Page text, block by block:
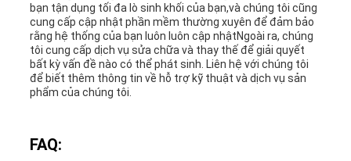
bạn tận dụng tối đa lò sinh khối của bạn,và chúng tôi cũng
cung cấp cập nhật phần mềm thường xuyên để đảm bảo
rằng hệ thống của bạn luôn luôn cập nhậtNgoài ra, chúng
tôi cung cấp dịch vụ sửa chữa và thay thế để giải quyết
bất kỳ vấn đề nào có thể phát sinh. Liên hệ với chúng tôi
để biết thêm thông tin về hỗ trợ kỹ thuật và dịch vụ sản
phẩm của chúng tôi.
FAQ: